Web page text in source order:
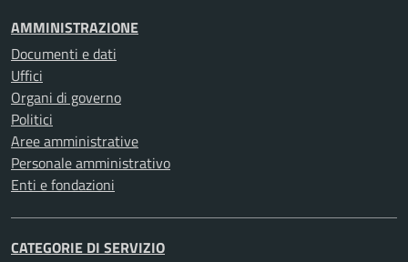
AMMINISTRAZIONE
Documenti e dati
Uffici
Organi di governo
Politici
Aree amministrative
Personale amministrativo
Enti e fondazioni
CATEGORIE DI SERVIZIO